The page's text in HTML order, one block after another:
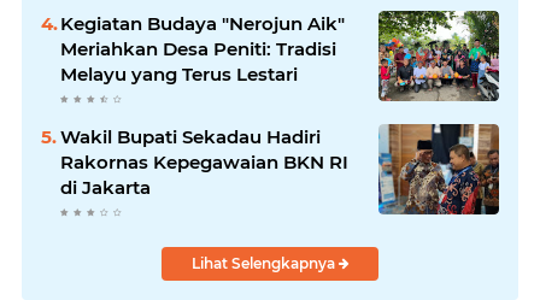
Kegiatan Budaya "Nerojun Aik"
Meriahkan Desa Peniti: Tradisi
Melayu yang Terus Lestari
Wakil Bupati Sekadau Hadiri
Rakornas Kepegawaian BKN RI
di Jakarta
Lihat Selengkapnya